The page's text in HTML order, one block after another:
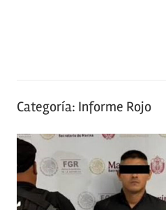
Categoría: Informe Rojo